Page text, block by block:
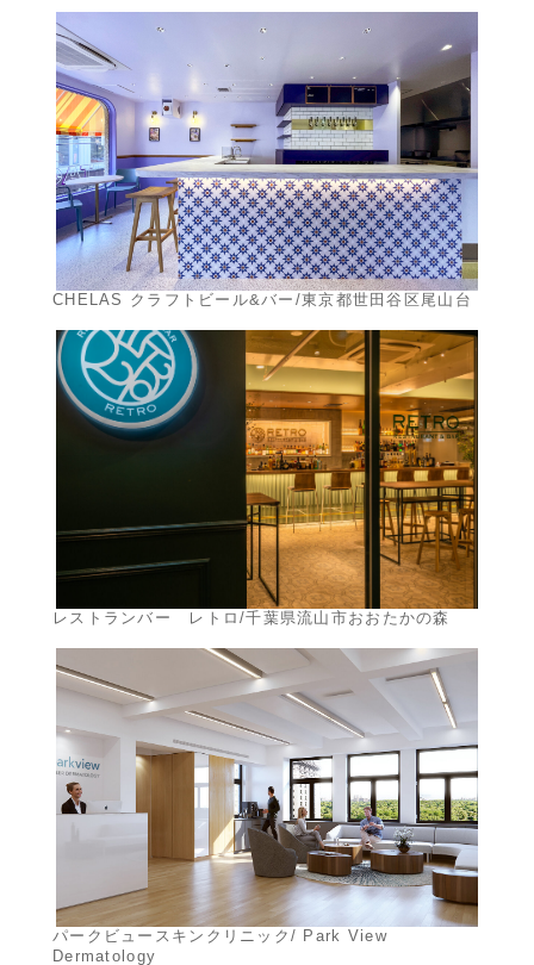
CHELAS クラフトビール&バー/東京都世田谷区尾山台
レストランバー レトロ/千葉県流山市おおたかの森
パークビュースキンクリニック/ Park View
Dermatology